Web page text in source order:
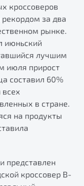
покупке
с программой
кроссоверов
за два
рынке.
июньский
лучшим
июля прирост
составил 60%
в стране.
на продукты
представлен
кроссовер B-